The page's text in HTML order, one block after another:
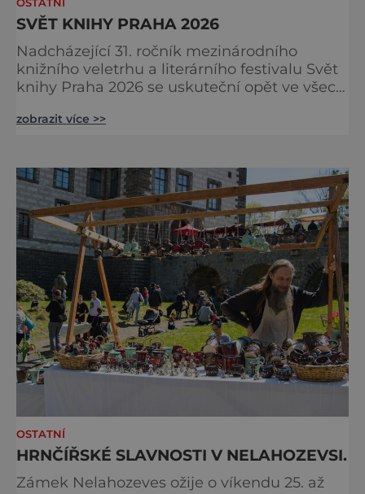
OSTATNÍ
SVĚT KNIHY PRAHA 2026
Nadcházející 31. ročník mezinárodního
knižního veletrhu a literárního festivalu Svět
knihy Praha 2026 se uskuteční opět ve všech
pavilonech a v pavilonu na Bruselské cestě.
pojmenovaných po klasických českých
autorech a autorkách. Dramaturgie festivalu
v roce 2026 se zaměří na dvě hlavní tém
zobrazit více >>
OSTATNÍ
HRNČÍŘSKÉ SLAVNOSTI V NELAHOZEVSI.
Zámek Nelahozeves ožije o víkendu 25. až